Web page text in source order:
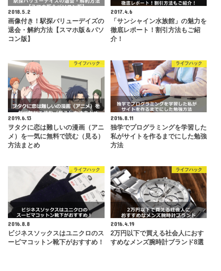
2018.5.2
画像付き！駅探バリューデイズの
退会・解約方法【スマホ版＆パソ
コン版】
2017.4.6
「サンシャイン水族館」の魅力を
徹底レポート！割引方法もご紹
介！
ライフハック
2019.6.13
ヲタクに恋は難しいの漫画（アニ
メ）を一気に無料で読む（見る）
方法まとめ
ライフハック
2016.8.11
独学でプログラミングを学習した
私がサイトを作るまでにした勉強
方法
ライフハック
2016.8.8
ビジネスソックスはユニクロのス
ーピマコットン靴下がおすすめ！
ライフハック
2016.4.19
2万円以下で買える社会人におす
すめなメンズ腕時計ブランド8選